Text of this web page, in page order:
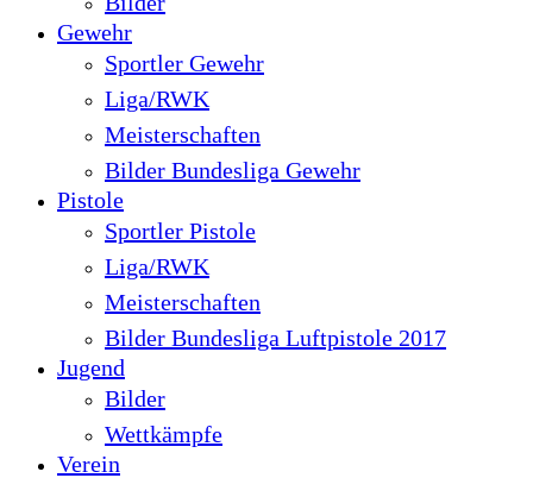
Gewehr
Sportler Gewehr
Liga/RWK
Meisterschaften
Bilder Bundesliga Gewehr
Pistole
Sportler Pistole
Liga/RWK
Meisterschaften
Bilder Bundesliga Luftpistole 2017
Jugend
Bilder
Wettkämpfe
Verein